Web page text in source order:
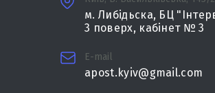
м. Либідьска, БЦ
3 поверх, кабінет № 3
E-mail
apost.kyiv@gmail.com